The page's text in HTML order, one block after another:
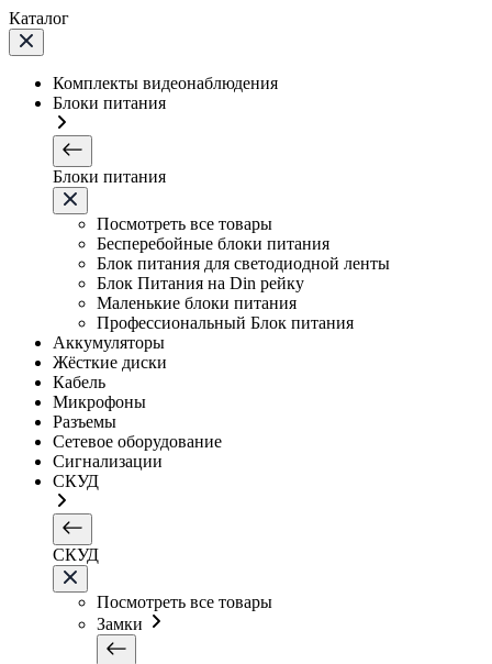
Каталог
Комплекты видеонаблюдения
Блоки питания
Блоки питания
Посмотреть все товары
Бесперебойные блоки питания
Блок питания для светодиодной ленты
Блок Питания на Din рейку
Маленькие блоки питания
Профессиональный Блок питания
Аккумуляторы
Жёсткие диски
Кабель
Микрофоны
Разъемы
Сетевое оборудование
Сигнализации
СКУД
СКУД
Посмотреть все товары
Замки